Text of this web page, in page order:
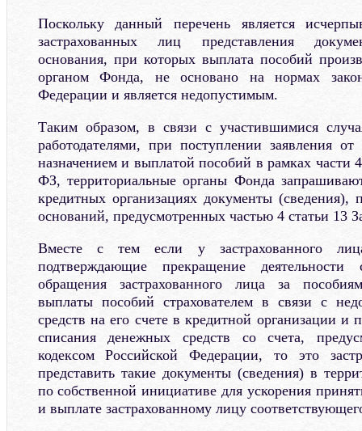
Поскольку данный перечень является
застрахованных лиц представления
основания, при которых выплата пособий
органом Фонда, не основано на нормах
Федерации и является недопустимым.
Таким образом, в связи с участившимися
работодателями, при поступлении заявления от
назначением и выплатой пособий в рамках части
ФЗ, территориальные органы Фонда
кредитных организациях документы (сведения),
оснований, предусмотренных частью 4 статьи 13
Вместе с тем если у застрахованного
подтверждающие прекращение деятельности
обращения застрахованного лица за
выплаты пособий страхователем в связи с
средств на его счете в кредитной организации и
списания денежных средств со счета,
кодексом Российской Федерации, то это
представить такие документы (сведения) в
по собственной инициативе для ускорения
и выплате застрахованному лицу